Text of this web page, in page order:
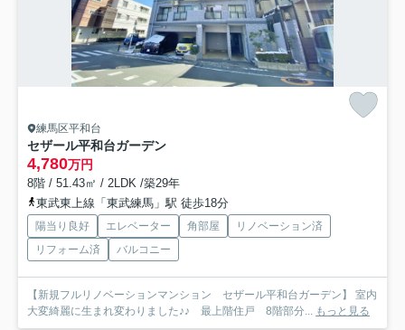
練馬区平和台
セザール平和台ガーデン
4,780万円
8階 / 51.43㎡ / 2LDK /築29年
東武東上線「東武練馬」駅 徒歩18分
陽当り良好 エレベーター 角部屋
リノベーション済
リフォーム済
バルコニー
【新規フルリノベーションマンション セザール平和台ガーデン】 室内
大変綺麗に生まれ変わりました♪♪ 最上階住戸 8階部分... もっと見る